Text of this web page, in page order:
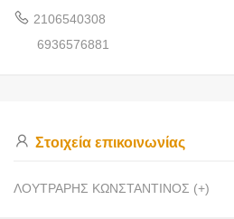
2106540308
6936576881
Στοιχεία επικοινωνίας
ΛΟΥΤΡΑΡΗΣ ΚΩΝΣΤΑΝΤΙΝΟΣ (+)